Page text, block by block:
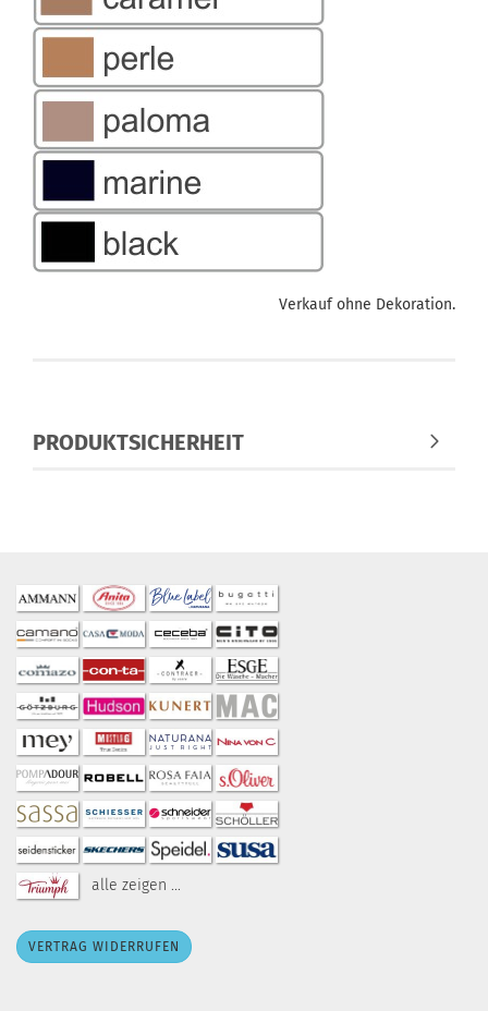
Verkauf ohne Dekoration.
PRODUKTSICHERHEIT
alle zeigen ...
VERTRAG WIDERRUFEN